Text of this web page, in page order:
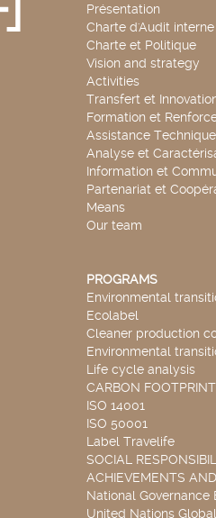
Présentation
Charte d'Audit interne
Charte et Politique
Vision and strategy
Activities
Transfert et
Formation et
Assistance
Analyse et
Information et
Partenariat et
Means
Our team
PROGRAMS
Environmental
Ecolabel
Cleaner production
Environmental
Life cycle analysis
CARBON FOOTPRINT
ISO 14001
ISO 50001
Label Travelife
SOCIAL
ACHIEVEMENTS
National Governance
United Nations